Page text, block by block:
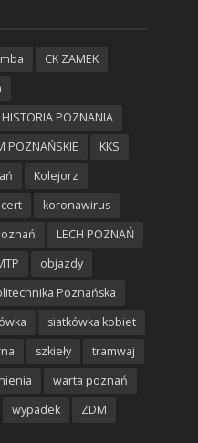
CK ZAMEK
HISTORIA POZNANIA
POZNAŃSKIE
KKS
Kolejorz
koronawirus
LECH POZNAŃ
objazdy
Poznańska
siatkówka kobiet
szkieły
tramwaj
warta poznań
wypadek
ZDM